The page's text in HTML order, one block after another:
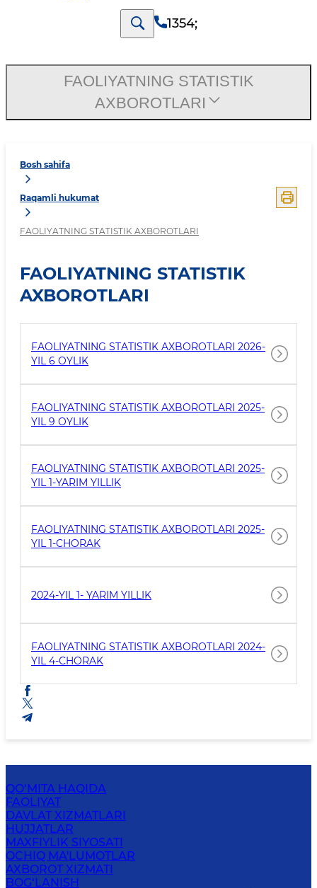
1354;
Bosh sahifa
Raqamli hukumat
FAOLIYATNING STATISTIK AXBOROTLARI
FAOLIYATNING STATISTIK
AXBOROTLARI
FAOLIYATNING STATISTIK AXBOROTLARI 2026-
YIL 6 OYLIK
FAOLIYATNING STATISTIK AXBOROTLARI 2025-
YIL 9 OYLIK
FAOLIYATNING STATISTIK AXBOROTLARI 2025-
YIL 1-YARIM YILLIK
FAOLIYATNING STATISTIK AXBOROTLARI 2025-
YIL 1-CHORAK
2024-YIL 1- YARIM YILLIK
FAOLIYATNING STATISTIK AXBOROTLARI 2024-
YIL 4-CHORAK
FAOLIYATNING STATISTIK
AXBOROTLARI
QO‘MITA HAQIDA
FAOLIYAT
DAVLAT XIZMATLARI
HUJJATLAR
MAXFIYLIK SIYOSATI
OCHIQ MA'LUMOTLAR
AXBOROT XIZMATI
BOG‘LANISH